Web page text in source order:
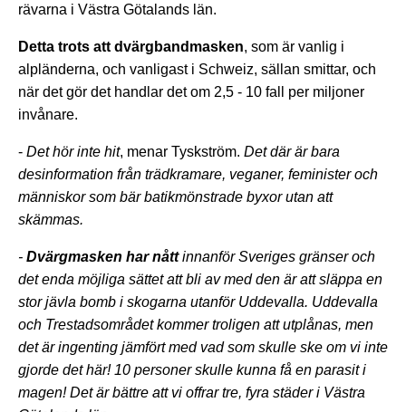
rävarna i Västra Götalands län.
Detta trots att dvärgbandmasken, som är vanlig i
alpländerna, och vanligast i Schweiz, sällan smittar, och
när det gör det handlar det om 2,5 - 10 fall per miljoner
invånare.
- Det hör inte hit, menar Tyskström. Det där är bara
desinformation från trädkramare, veganer, feminister och
människor som bär batikmönstrade byxor utan att
skämmas.
- Dvärgmasken har nåttinnanför Sveriges gränser och
det enda möjliga sättet att bli av med den är att släppa en
stor jävla bomb i skogarna utanför Uddevalla. Uddevalla
och Trestadsområdet kommer troligen att utplånas, men
det är ingenting jämfört med vad som skulle ske om vi inte
gjorde det här! 10 personer skulle kunna få en parasit i
magen! Det är bättre att vi offrar tre, fyra städer i Västra